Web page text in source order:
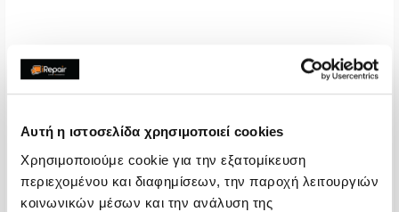
Αυτή η ιστοσελίδα χρησιμοποιεί cookies
Χρησιμοποιούμε cookie για την εξατομίκευση
περιεχομένου και διαφημίσεων, την παροχή λειτουργιών
κοινωνικών μέσων και την ανάλυση της
€48,38
Με 24% ΦΠΑ
Χρόνος
Εγγύηση